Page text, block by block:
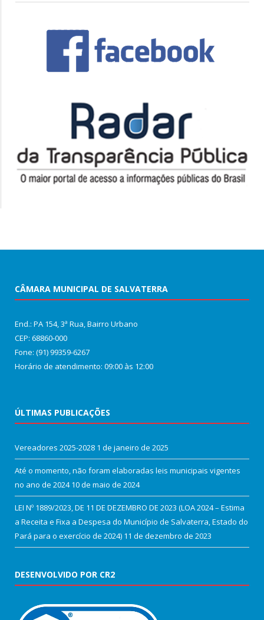
CÂMARA MUNICIPAL DE SALVATERRA
End.: PA 154, 3ª Rua, Bairro Urbano
CEP: 68860‑000
Fone: (91) 99359-6267
Horário de atendimento: 09:00 às 12:00
ÚLTIMAS PUBLICAÇÕES
Vereadores 2025-2028 1 de janeiro de 2025
Até o momento, não foram elaboradas leis municipais vigentes
no ano de 2024 10 de maio de 2024
LEI Nº 1889/2023, DE 11 DE DEZEMBRO DE 2023 (LOA 2024 – Estima
a Receita e Fixa a Despesa do Município de Salvaterra, Estado do
Pará para o exercício de 2024) 11 de dezembro de 2023
DESENVOLVIDO POR CR2